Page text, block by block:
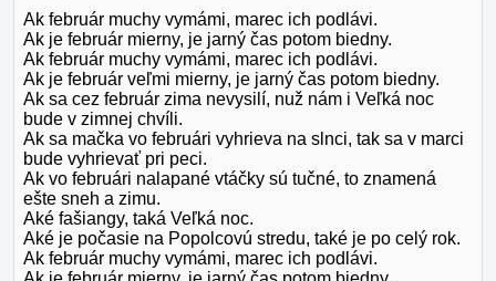
Ak február muchy vymámi, marec ich podlávi.
Ak je február mierny, je jarný čas potom biedny.
Ak február muchy vymámi, marec ich podlávi.
Ak je február veľmi mierny, je jarný čas potom biedny.
Ak sa cez február zima nevysilí, nuž nám i Veľká noc
bude v zimnej chvíli.
Ak sa mačka vo februári vyhrieva na slnci, tak sa v marci
bude vyhrievať pri peci.
Ak vo februári nalapané vtáčky sú tučné, to znamená
ešte sneh a zimu.
Aké fašiangy, taká Veľká noc.
Aké je počasie na Popolcovú stredu, také je po celý rok.
Ak február muchy vymámi, marec ich podlávi.